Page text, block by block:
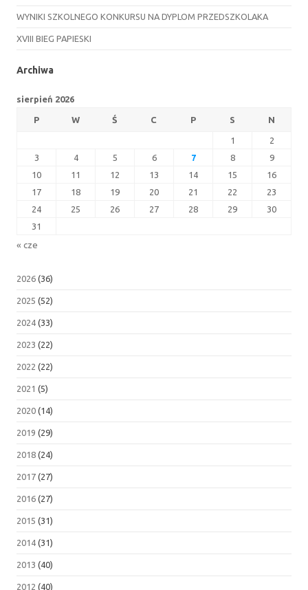
WYNIKI SZKOLNEGO KONKURSU NA DYPLOM PRZEDSZKOLAKA
XVIII BIEG PAPIESKI
Archiwa
sierpień 2026
P W Ś C P S N
1
2
3
4 5 6 7 8
9
10
11 12 13 14 15
16
17
18 19 20 21 22
23
24
25 26 27 28 29
30
31
« cze
2026 (36)
2025 (52)
2024 (33)
2023 (22)
2022 (22)
2021 (5)
2020 (14)
2019 (29)
2018 (24)
2017 (27)
2016 (27)
2015 (31)
2014 (31)
2013 (40)
2012 (40)